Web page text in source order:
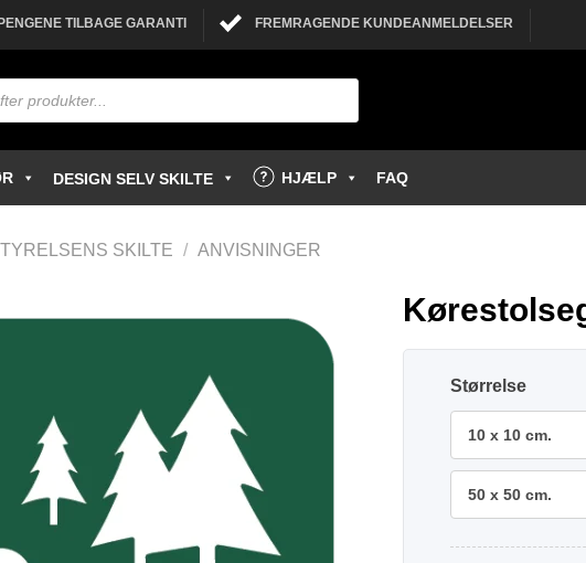
PENGENE TILBAGE GARANTI FREMRAGENDE KUNDEANMELDELSER
DESIGN SELV SKILTE HJÆLP FAQ
SKILTE / ANVISNINGER
Størrelse
10 x 10 cm.
50 x 50 cm.